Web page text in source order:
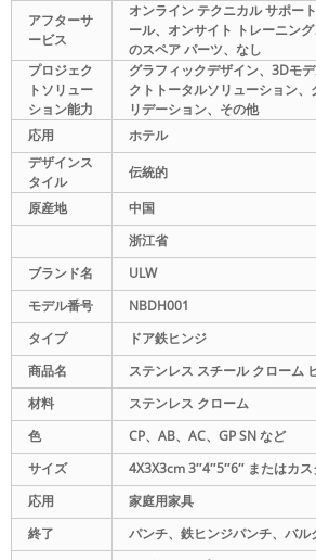
アフターサ
ービス
オンライン テクニカル サポー
ール、オンサイト トレーニン
のスペア パーツ、なし
プロジェク
トソリュー
ション能力
グラフィックデザイン、3Dモ
クトトータルソリューション
リデーション、その他
応用
ホテル
デザインス
タイル
伝統的
原産地
中国
浙江省
ブランド名
ULW
モデル番号
NBDH001
タイプ
ドア鉄ヒンジ
商品名
ステンレス スチール クローム
材料
ステンレス クローム
色
CP、AB、AC、GP SN など
サイズ
4X3X3cm 3″4″5″6″ またはカ
応用
家庭用家具
終了
パンチ、鉄ヒンジパンチ、バル